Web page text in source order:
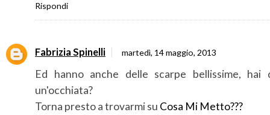
Rispondi
Fabrizia Spinelli martedì, 14 maggio, 2013
Ed hanno anche delle scarpe bellissime, hai
un'occhiata?
Torna presto a trovarmi su Cosa Mi Metto???